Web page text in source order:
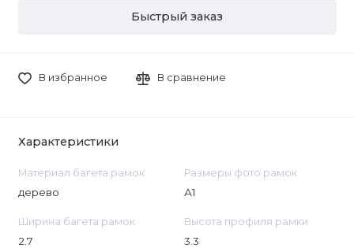
Быстрый заказ
В избранное В сравнение
Характеристики
Материал багета рамок
дерево
Размеры фото рамок
А1
Ширина багета рамок
2.7
Высота профиля рамки
3.3